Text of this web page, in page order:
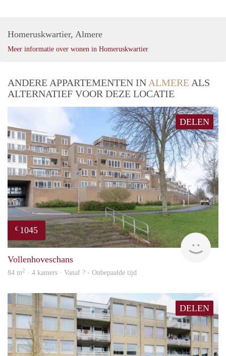
Homeruskwartier, Almere
Meer informatie over wonen in Homeruskwartier
ANDERE APPARTEMENTEN IN ALMERE ALS
ALTERNATIEF VOOR DEZE LOCATIE
DELEN
€ 1045
Vollenhoveschans
84 m2 · 4 kamers · Vanaf ? - Onbepaalde tijd
DELEN